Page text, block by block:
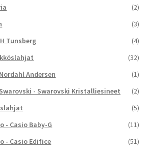
(2)
(3)
Tunsberg
(4)
(32)
Andersen
(1)
- Swarovski Kristalliesineet
(2)
(5)
- Casio Baby-G
(11)
- Casio Edifice
(51)